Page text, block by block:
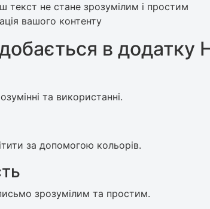
текст не стане зрозумілим і простим
вашого контенту
в додатку
та використанні.
за допомогою кольорів.
зрозумілим та простим.